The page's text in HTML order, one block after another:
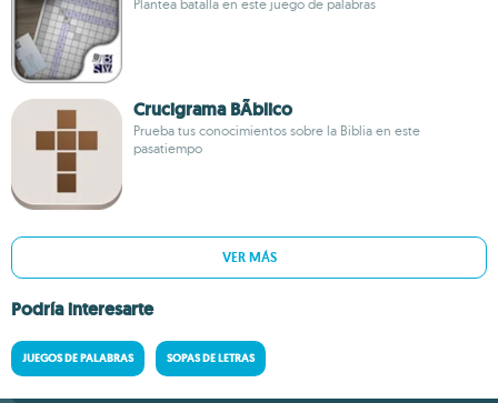
Plantea batalla en este juego de palabras
Crucigrama BÃ­blico
Prueba tus conocimientos sobre la Biblia en este
pasatiempo
VER MÁS
Podría interesarte
JUEGOS DE PALABRAS SOPAS DE LETRAS